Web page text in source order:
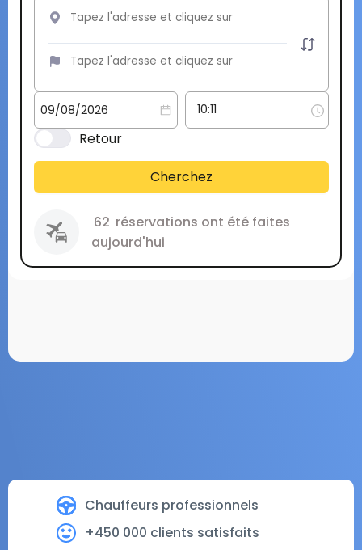
Chauffeurs professionnels
+450 000 clients satisfaits
Retour
Cherchez
62 réservations ont été faites
aujourd'hui